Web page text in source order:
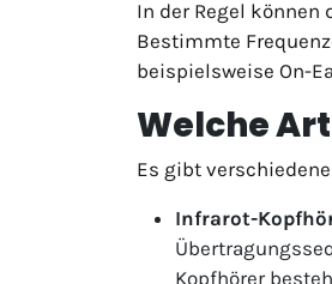
In der Regel
Bestimmte
beispielsweise On-
Welche
Es gibt
Infrarot-
Kopfhörer